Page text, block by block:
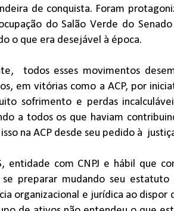
de conquista. Foram
do Salão Verde do
o que era desejável à época.
todos esses movimentos
em vitórias como a ACP, por
sofrimento e perdas
a todos os que haviam
na ACP desde seu pedido à
entidade com CNPJ e hábil que
se preparar mudando seu
organizacional e jurídica ao